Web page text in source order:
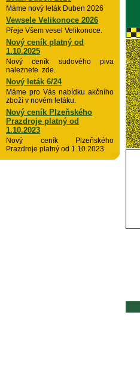
Máme nový leták Duben 2026
Vewsele Velikonoce 2026
Přeje Všem vesel Velikonoce.
Nový ceník platný od
1.10.2025
Nový ceník sudového piva
naleznete zde.
Nový leták 6/24
Máme pro Vás nabídku akčního
zboží v novém letáku.
Nový ceník Plzeňského
Prazdroje platný od
1.10.2023
Nový ceník Plzeňského
Prazdroje platný od 1.10.2023